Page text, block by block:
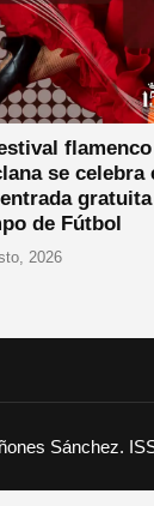
se celebra
de Fútbol
2026
Sánchez.